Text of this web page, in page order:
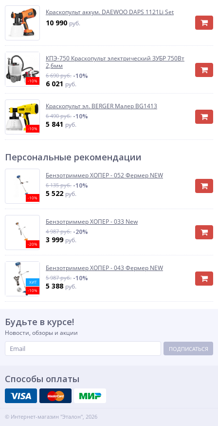
Краскопульт аккум. DAEWOO DAPS 1121Li Set
10 990 руб.
-10%
КПЭ-750 Краскопульт электрический ЗУБР 750Вт
2,6мм
6 690 руб. -10%
6 021 руб.
-10%
Краскопульт эл. BERGER Малер BG1413
6 490 руб. -10%
5 841 руб.
Персональные рекомендации
-10%
Бензотриммер ХОПЕР - 052 Фермер NEW
6 135 руб. -10%
5 522 руб.
-20%
Бензотриммер ХОПЕР - 033 New
4 987 руб. -20%
3 999 руб.
ХИТ
-10%
Бензотриммер ХОПЕР - 043 Фермер NEW
5 987 руб. -10%
5 388 руб.
Будьте в курсе!
Новости, обзоры и акции
ПОДПИСАТЬСЯ
Способы оплаты
© Интернет-магазин "Эталон", 2026